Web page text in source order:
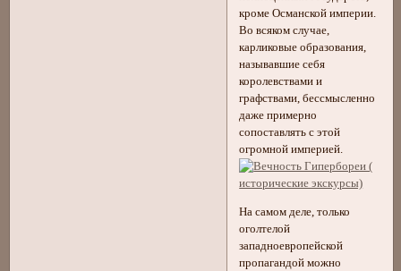
кроме Османской империи.
Во всяком случае,
карликовые образования,
называвшие себя
королевствами и
графствами, бессмысленно
даже примерно
сопоставлять с этой
огромной империей.
На самом деле, только
оголтелой
западноевропейской
пропагандой можно